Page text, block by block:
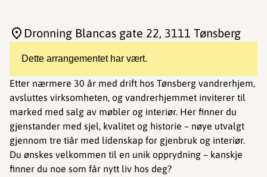
Dette arrangementet har vært.
Etter nærmere 30 år med drift hos Tønsberg vandrerhjem,
avsluttes virksomheten, og vandrerhjemmet inviterer til
marked med salg av møbler og interiør. Her finner du
gjenstander med sjel, kvalitet og historie – nøye utvalgt
gjennom tre tiår med lidenskap for gjenbruk og interiør.
Du ønskes velkommen til en unik opprydning – kanskje
finner du noe som får nytt liv hos deg?
Dronning Blancas gate 22, 3111 Tønsberg